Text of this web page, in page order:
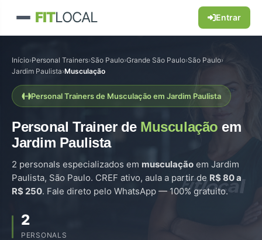
FITLOCAL Entrar
Início›Personal Trainers›São Paulo›Grande São Paulo›São Paulo›
Jardim Paulista›Musculação
Personal Trainers de Musculação em Jardim Paulista
Personal Trainer de Musculação em
Jardim Paulista
2 personals especializados em musculação em Jardim
Paulista, São Paulo. CREF ativo, aula a partir deR$ 80 a
R$ 250. Fale direto pelo WhatsApp — 100% gratuito.
2
PERSONALS